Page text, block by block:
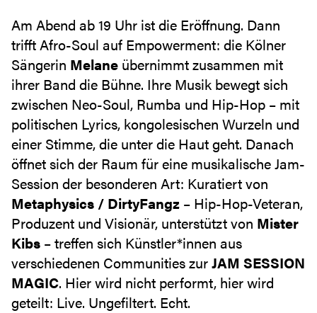
Am Abend ab 19 Uhr ist die Eröffnung. Dann
trifft Afro-Soul auf Empowerment: die Kölner
Sängerin Melane übernimmt zusammen mit
ihrer Band die Bühne. Ihre Musik bewegt sich
zwischen Neo-Soul, Rumba und Hip-Hop – mit
politischen Lyrics, kongolesischen Wurzeln und
einer Stimme, die unter die Haut geht. Danach
öffnet sich der Raum für eine musikalische Jam-
Session der besonderen Art: Kuratiert von
Metaphysics / DirtyFangz – Hip-Hop-Veteran,
Produzent und Visionär, unterstützt von Mister
Kibs – treffen sich Künstler*innen aus
verschiedenen Communities zurJAM SESSION
MAGIC. Hier wird nicht performt, hier wird
geteilt: Live. Ungefiltert. Echt.